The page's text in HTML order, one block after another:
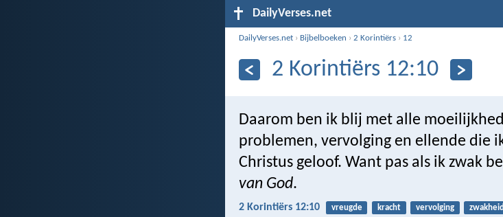
DailyVerses.net
DailyVerses.net › Bijbelboeken ›2 Korintiërs › 12
2 Korintiërs 12:10
Daarom ben ik blij met alle
problemen, vervolging en ellende die
Christus geloof. Want pas als ik zwak
van God.
2 Korintiërs 12:10 vreugde kracht vervolging zwakheid